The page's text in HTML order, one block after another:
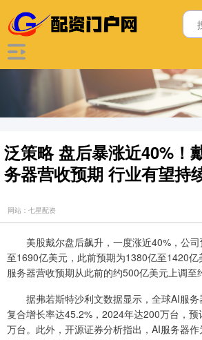
泛策略 盘后暴涨近40%！
务器营收预期 行业有望持
网站：七星配资
美股戴尔盘后飙升，一度涨近40%，公司
至1690亿美元，此前预期为1380亿至1420
服务器营收预期从此前的约500亿美元上调至
据弗若斯特沙利文数据显示，全球AI服务
复合增长率达45.2%，2024年达200万台，
万台。此外，开源证券分析指出，AI服务器